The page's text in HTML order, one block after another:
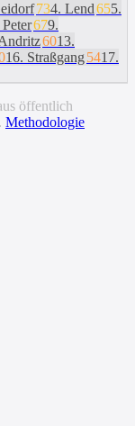
734. Lend655.
679.
6013.
16. Straßgang 5417.
öffentlich
Methodologie